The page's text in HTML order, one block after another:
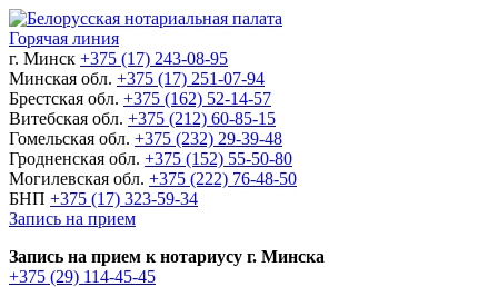
Горячая линия
г. Минск +375 (17) 243-08-95
Минская обл. +375 (17) 251-07-94
Брестская обл. +375 (162) 52-14-57
Витебская обл. +375 (212) 60-85-15
Гомельская обл. +375 (232) 29-39-48
Гродненская обл. +375 (152) 55-50-80
Могилевская обл. +375 (222) 76-48-50
БНП +375 (17) 323-59-34
Запись на прием
Запись на прием к нотариусу г. Минска
+375 (29) 114-45-45